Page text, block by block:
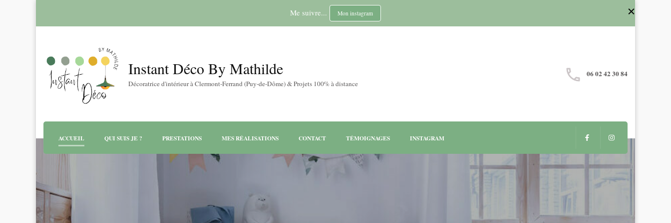
Me suivre... Mon instagram
Instant Déco By Mathilde
Décoratrice d'intérieur à Clermont-Ferrand (Puy-de-Dôme) & Projets 100% à distance
06 02 42 30 84
ACCUEIL QUI SUIS JE ? PRESTATIONS MES RÉALISATIONS CONTACT TÉMOIGNAGES INSTAGRAM